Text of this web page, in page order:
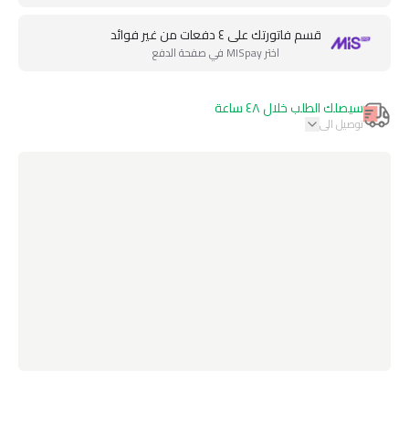
قسم فاتورتك على ٤ دفعات من غير فوائد
اختر MISpay في صفحة الدفع
سيصلك الطلب خلال ٤٨ ساعة
توصيل الى